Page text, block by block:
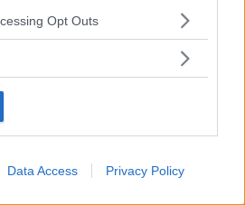
app uses one or more Google
usage behaviour. You may click to
specified purposes in below Google
Opt Outs
Data Access Privacy Policy
VW-koncernen i ett
16 000 mil, och under den tiden
har kvar 70 procent av sin